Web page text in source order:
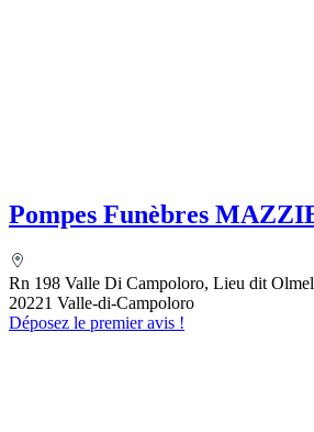
Pompes Funèbres
Rn 198 Valle Di Campoloro, Lieu dit
20221 Valle-di-Campoloro
Déposez le premier avis !